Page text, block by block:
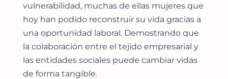
vulnerabilidad, muchas de ellas mujeres que
hoy han podido reconstruir su vida gracias a
una oportunidad laboral. Demostrando que
la colaboración entre el tejido empresarial y
las entidades sociales puede cambiar vidas
de forma tangible.